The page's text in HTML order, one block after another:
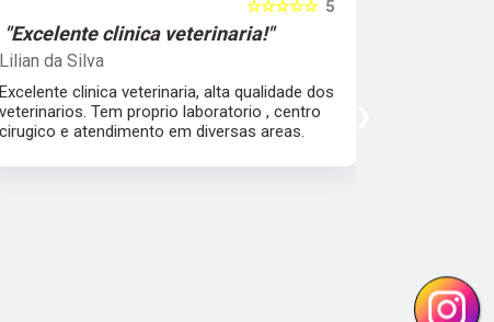
5
☆☆☆☆☆
"Excelente clinica veterinaria!"
Lilian da Silva
Excelente clinica veterinaria, alta qualidade dos
veterinarios. Tem proprio laboratorio , centro
cirugico e atendimento em diversas areas.